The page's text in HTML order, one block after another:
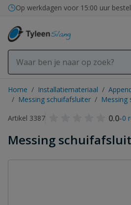
Ga naar de inhoud
Op werkdagen voor 15:00 uur
Home / Installatiemateriaal /
/ Messing schuifafsluiter / Messing
Artikel 3387
0.0-0
Messing